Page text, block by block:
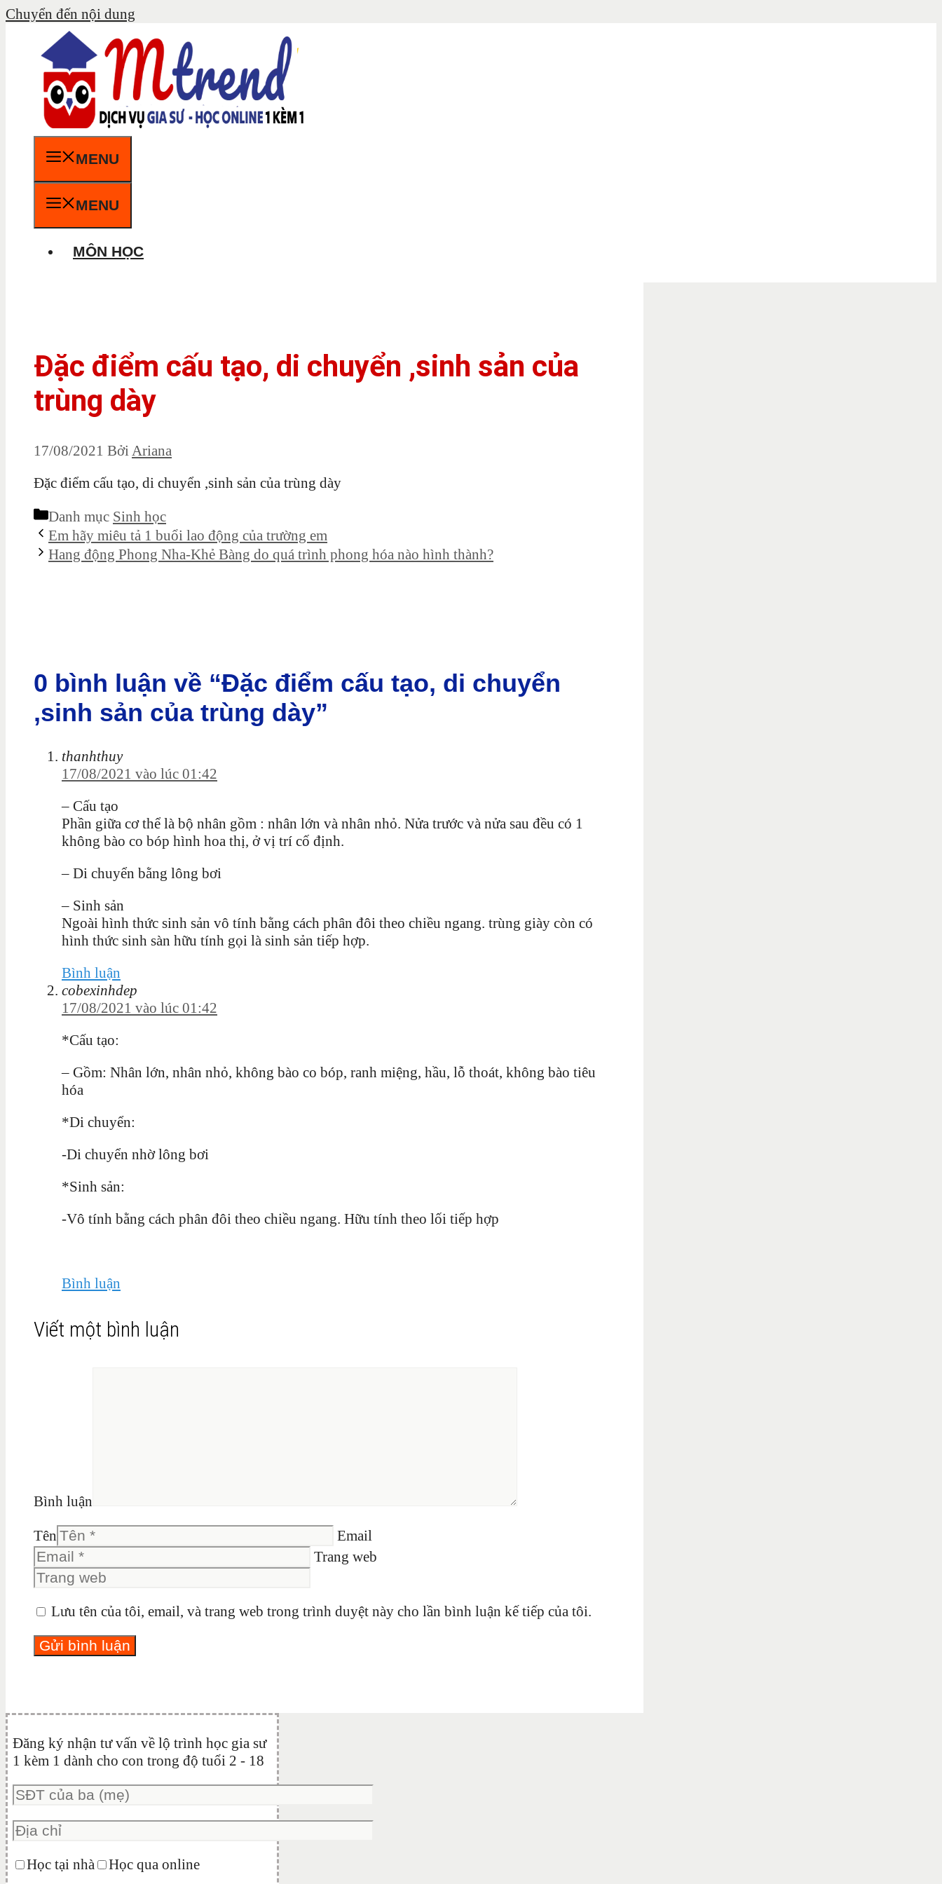
Chuyển đến nội dung
MENU
MENU
MÔN HỌC
Đặc điểm cấu tạo, di chuyển ,sinh sản của
trùng dày
17/08/2021 Bởi Ariana
Đặc điểm cấu tạo, di chuyển ,sinh sản của trùng dày
Danh mục Sinh học
Em hãy miêu tả 1 buổi lao động của trường em
Hang động Phong Nha-Khẻ Bàng do quá trình phong hóa nào hình thành?
0 bình luận về “Đặc điểm cấu tạo, di chuyển
,sinh sản của trùng dày”
thanhthuy
17/08/2021 vào lúc 01:42
– Cấu tạo
Phần giữa cơ thể là bộ nhân gồm : nhân lớn và nhân nhỏ. Nửa trước và nửa sau đều có 1
không bào co bóp hình hoa thị, ở vị trí cố định.
– Di chuyển bằng lông bơi
– Sinh sản
Ngoài hình thức sinh sản vô tính bằng cách phân đôi theo chiều ngang. trùng giày còn có
hình thức sinh sàn hữu tính gọi là sinh sản tiếp hợp.
Bình luận
cobexinhdep
17/08/2021 vào lúc 01:42
*Cấu tạo:
– Gồm: Nhân lớn, nhân nhỏ, không bào co bóp, ranh miệng, hầu, lỗ thoát, không bào tiêu
hóa
*Di chuyển:
-Di chuyển nhờ lông bơi
*Sinh sản:
-Vô tính bằng cách phân đôi theo chiều ngang. Hữu tính theo lối tiếp hợp
Bình luận
Viết một bình luận
Bình luận
Tên
Email
Trang web
Lưu tên của tôi, email, và trang web trong trình duyệt này cho lần bình luận kế tiếp của tôi.
Đăng ký nhận tư vấn về lộ trình học gia sư
1 kèm 1 dành cho con trong độ tuổi 2 - 18
Học tại nhà Học qua online